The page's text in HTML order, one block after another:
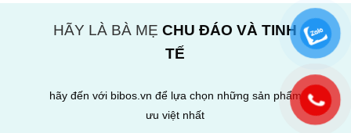
HÃY LÀ BÀ MẸ CHU ĐÁO VÀ TINH
TẾ
hãy đến với bibos.vn để lựa chọn những sản phẩm
ưu việt nhất